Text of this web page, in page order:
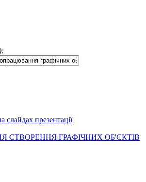
слайдах презентації
СТВОРЕННЯ ГРАФІЧНИХ ОБ'ЄКТІВ